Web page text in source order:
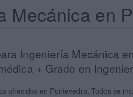
Mecánica en
Ingeniería Mecánica
+ Grado en
ofrecidos en Pontevedra. Todos se